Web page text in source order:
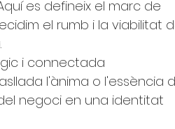
es defineix el marc de
el rumb i la viabilitat
i connectada
l'ànima o l'essència
negoci en una identitat